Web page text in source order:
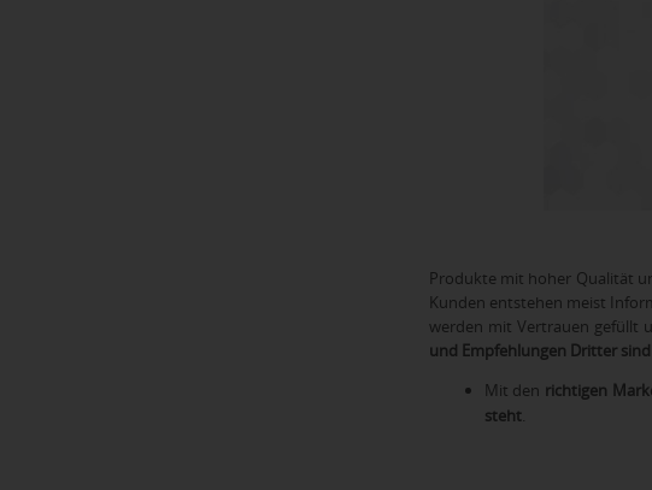
Produkte mit hoher Qualität
Kunden entstehen meist
werden mit Vertrauen gefüllt
und Empfehlungen Dritter
Mit den richtigen
steht.